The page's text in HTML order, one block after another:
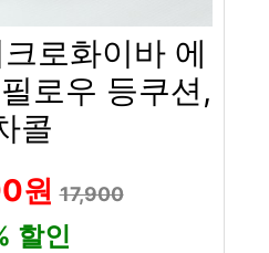
로화이바 에
로우 등쿠션,
콜
원17,900
할인